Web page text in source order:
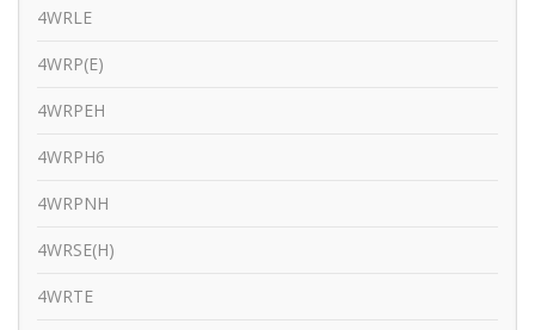
4WRLE
4WRP(E)
4WRPEH
4WRPH6
4WRPNH
4WRSE(H)
4WRTE